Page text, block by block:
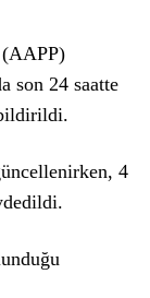
(AAPP)
son 24 saatte
4